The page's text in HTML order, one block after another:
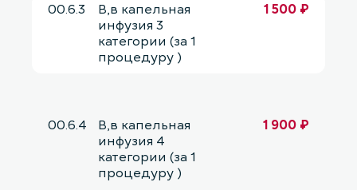
00.6.3
В,в капельная
инфузия 3
категории (за 1
процедуру )
1 500 ₽
00.6.4
В,в капельная
инфузия 4
категории (за 1
процедуру )
1 900 ₽